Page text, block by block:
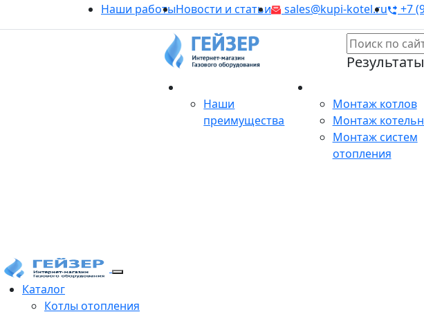
Наши работыНовости и статьи sales@kupi-kotel.ru +7
Наши
преимущества
Монтаж котлов
Монтаж
Монтаж систем
отопления
Каталог
Котлы отопления